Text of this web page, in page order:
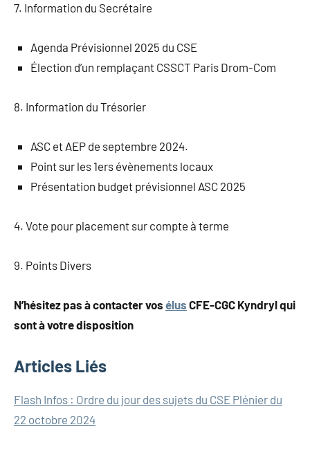
7. Information du Secrétaire
Agenda Prévisionnel 2025 du CSE
Élection d’un remplaçant CSSCT Paris Drom-Com
8. Information du Trésorier
ASC et AEP de septembre 2024.
Point sur les 1ers évènements locaux
Présentation budget prévisionnel ASC 2025
4. Vote pour placement sur compte à terme
9. Points Divers
N’hésitez pas à contacter vos élus CFE-CGC Kyndryl qui
sont à votre disposition
Articles Liés
Flash Infos : Ordre du jour des sujets du CSE Plénier du
22 octobre 2024
Navigation
de